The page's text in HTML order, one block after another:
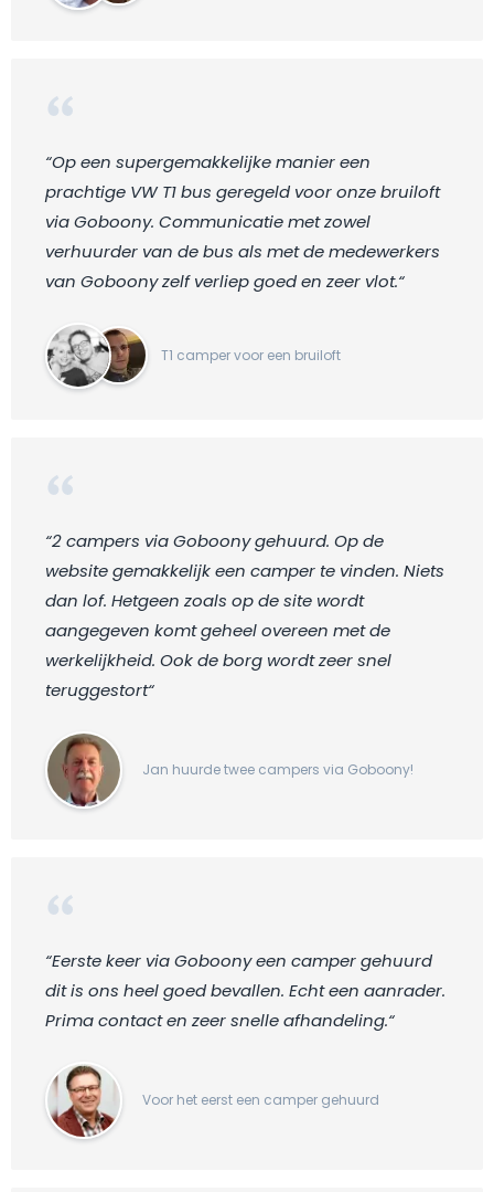
“Op een supergemakkelijke manier een
prachtige VW T1 bus geregeld voor onze bruiloft
via Goboony. Communicatie met zowel
verhuurder van de bus als met de medewerkers
van Goboony zelf verliep goed en zeer vlot.“
T1 camper voor een bruiloft
“2 campers via Goboony gehuurd. Op de
website gemakkelijk een camper te vinden. Niets
dan lof. Hetgeen zoals op de site wordt
aangegeven komt geheel overeen met de
werkelijkheid. Ook de borg wordt zeer snel
teruggestort“
Jan huurde twee campers via Goboony!
“Eerste keer via Goboony een camper gehuurd
dit is ons heel goed bevallen. Echt een aanrader.
Prima contact en zeer snelle afhandeling.“
Voor het eerst een camper gehuurd